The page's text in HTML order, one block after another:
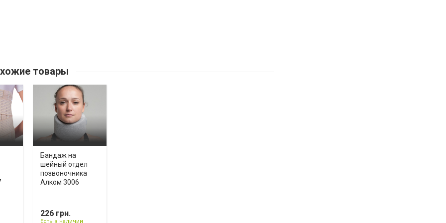
товары
Бандаж на
шейный отдел
позвоночника
Алком 3006
226 грн.
Есть в наличии